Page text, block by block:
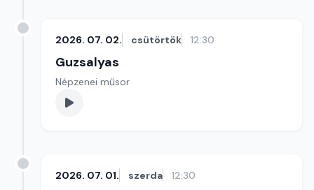
2026. 07. 02. csütörtök 12:30
Guzsalyas
Népzenei műsor
2026. 07. 01. szerda 12:30